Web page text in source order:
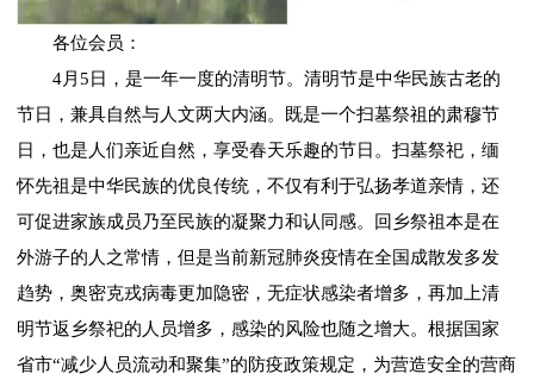
各位会员：
4月5日，是一年一度的清明节。清明节是中华民族古老的
节日，兼具自然与人文两大内涵。既是一个扫墓祭祖的肃穆节
日，也是人们亲近自然，享受春天乐趣的节日。扫墓祭祀，缅
怀先祖是中华民族的优良传统，不仅有利于弘扬孝道亲情，还
可促进家族成员乃至民族的凝聚力和认同感。回乡祭祖本是在
外游子的人之常情，但是当前新冠肺炎疫情在全国成散发多发
趋势，奥密克戎病毒更加隐密，无症状感染者增多，再加上清
明节返乡祭祀的人员增多，感染的风险也随之增大。根据国家
省市“减少人员流动和聚集”的防疫政策规定，为营造安全的营商